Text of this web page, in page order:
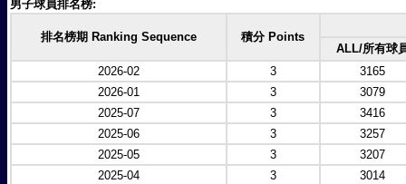
男子球員排名榜:
排名榜期 Ranking Sequence
積分 Points
ALL/所有球
2026-02
3
3165
2026-01
3
3079
2025-07
3
3416
2025-06
3
3257
2025-05
3
3207
2025-04
3
3014